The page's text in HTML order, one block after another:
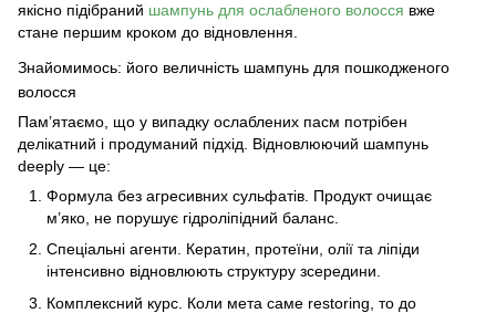
якісно підібраний шампунь для ослабленого волосся вже
стане першим кроком до відновлення.
Знайомимось: його величність шампунь для пошкодженого
волосся
Пам’ятаємо, що у випадку ослаблених пасм потрібен
делікатний і продуманий підхід. Відновлюючий шампунь
deeply — це:
Формула без агресивних сульфатів. Продукт очищає
м’яко, не порушує гідроліпідний баланс.
Спеціальні агенти. Кератин, протеїни, олії та ліпіди
інтенсивно відновлюють структуру зсередини.
Комплексний курс. Коли мета саме restoring, то до